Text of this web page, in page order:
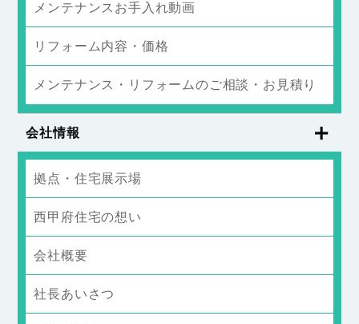
メンテナンスお手入れ動画
リフォーム内容・価格
メンテナンス・リフォームのご相談・お見積り
会社情報
拠点・住宅展示場
西甲府住宅の想い
会社概要
社長あいさつ